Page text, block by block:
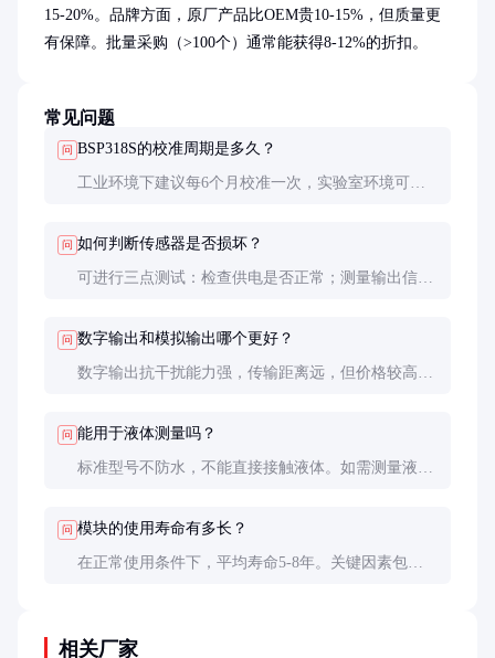
15-20%。品牌方面，原厂产品比OEM贵10-15%，但质量更
有保障。批量采购（>100个）通常能获得8-12%的折扣。
常见问题
问 BSP318S的校准周期是多久？
工业环境下建议每6个月校准一次，实验室环境可延
问 如何判断传感器是否损坏？
可进行三点测试：检查供电是否正常；测量输出信号
问 数字输出和模拟输出哪个更好？
数字输出抗干扰能力强，传输距离远，但价格较高。
问 能用于液体测量吗？
标准型号不防水，不能直接接触液体。如需测量液体
问 模块的使用寿命有多长？
在正常使用条件下，平均寿命5-8年。关键因素包括
相关厂家